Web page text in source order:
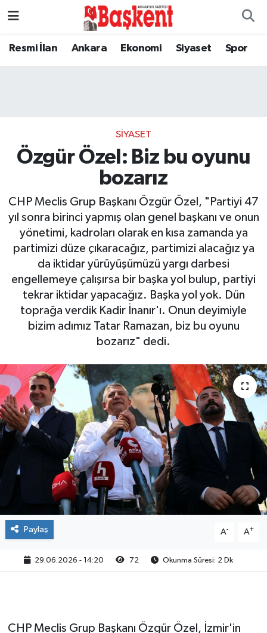
Resmi İlan Ankara Ekonomi Siyaset Spor
SIYASET
Özgür Özel: Biz bu oyunu
bozarız
CHP Meclis Grup Başkanı Özgür Özel, "Partiyi 47
yıl sonra birinci yapmış olan genel başkanı ve onun
yönetimi, kadroları olarak en kısa zamanda ya
partimizi düze çıkaracağız, partimizi alacağız ya
da iktidar yürüyüşümüzü yargı darbesi
engellemeye çalışırsa bir başka yol bulup, partiyi
tekrar iktidar yapacağız. Başka yol yok. Dün
toprağa verdik Kadir İnanır'ı. Onun deyimiyle
bizim adımız Tatar Ramazan, biz bu oyunu
bozarız" dedi.
Paylaş A- A+
29.06.2026 - 14:20 72 Okunma Süresi: 2 Dk
CHP Meclis Grup Başkanı Özgür Özel, İzmir'in